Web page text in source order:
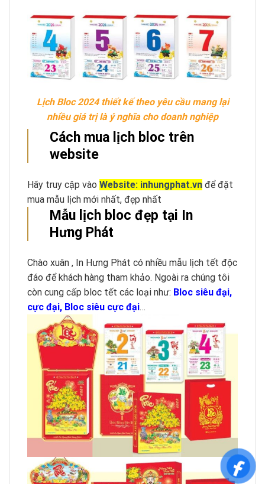
Lịch Bloc 2024 thiết kế theo yêu cầu mang lại
nhiều giá trị là ý nghĩa cho doanh nghiệp
Cách mua lịch bloc trên
website
Hãy truy cập vào Website: inhungphat.vn để đặt
mua mẫu lịch mới nhất, đẹp nhất
Mẫu lịch bloc đẹp tại In
Hưng Phát
Chào xuân , In Hưng Phát có nhiều mẫu lịch tết độc
đáo để khách hàng tham khảo. Ngoài ra chúng tôi
còn cung cấp bloc tết các loại như: Bloc siêu đại,
cực đại, Bloc siêu cực đại…